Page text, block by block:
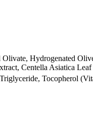
Hydrogenated
Centella Asiatica
Tocopherol